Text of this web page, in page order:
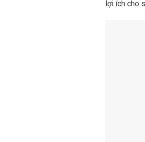
lợi ích cho